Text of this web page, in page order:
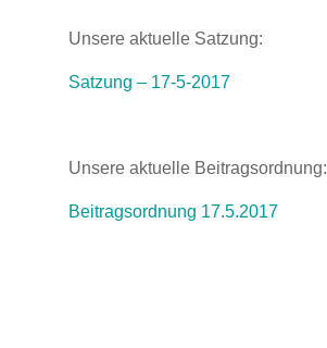
Unsere aktuelle Satzung:
Satzung – 17-5-2017
Unsere aktuelle Beitragsordnung:
Beitragsordnung 17.5.2017